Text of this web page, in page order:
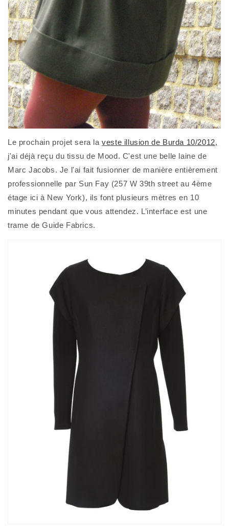
Le prochain projet sera laveste illusion de Burda 10/2012,
j'ai déjà reçu du tissu de Mood. C'est une belle laine de
Marc Jacobs. Je l'ai fait fusionner de manière entièrement
professionnelle par Sun Fay (257 W 39th street au 4ème
étage ici à New York), ils font plusieurs mètres en 10
minutes pendant que vous attendez. L’interface est une
trame de Guide Fabrics.